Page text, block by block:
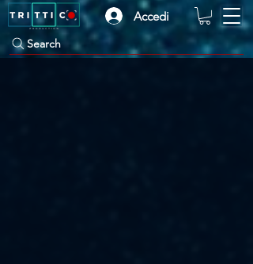
Accedi
Search